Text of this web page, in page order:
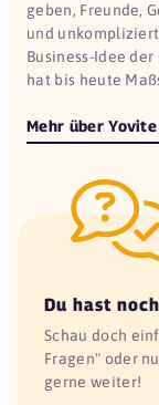
geben, Freunde,
und
Business-Idee
hat bis heute
Mehr über
Du hast
Schau doch
Fragen" oder
gerne weiter!